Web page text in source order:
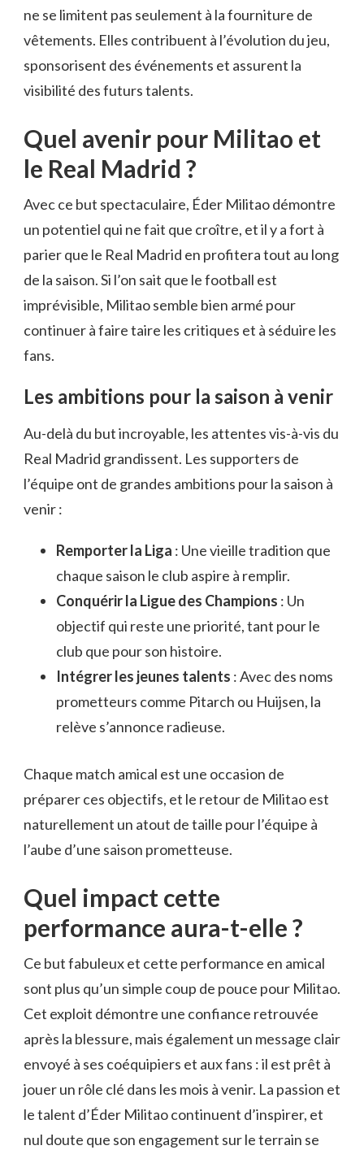
ne se limitent pas seulement à la fourniture de
vêtements. Elles contribuent à l’évolution du jeu,
sponsorisent des événements et assurent la
visibilité des futurs talents.
Quel avenir pour Militao et
le Real Madrid ?
Avec ce but spectaculaire, Éder Militao démontre
un potentiel qui ne fait que croître, et il y a fort à
parier que le Real Madrid en profitera tout au long
de la saison. Si l’on sait que le football est
imprévisible, Militao semble bien armé pour
continuer à faire taire les critiques et à séduire les
fans.
Les ambitions pour la saison à venir
Au-delà du but incroyable, les attentes vis-à-vis du
Real Madrid grandissent. Les supporters de
l’équipe ont de grandes ambitions pour la saison à
venir :
Remporter la Liga : Une vieille tradition que
chaque saison le club aspire à remplir.
Conquérir la Ligue des Champions : Un
objectif qui reste une priorité, tant pour le
club que pour son histoire.
Intégrer les jeunes talents : Avec des noms
prometteurs comme Pitarch ou Huijsen, la
relève s’annonce radieuse.
Chaque match amical est une occasion de
préparer ces objectifs, et le retour de Militao est
naturellement un atout de taille pour l’équipe à
l’aube d’une saison prometteuse.
Quel impact cette
performance aura-t-elle ?
Ce but fabuleux et cette performance en amical
sont plus qu’un simple coup de pouce pour Militao.
Cet exploit démontre une confiance retrouvée
après la blessure, mais également un message clair
envoyé à ses coéquipiers et aux fans : il est prêt à
jouer un rôle clé dans les mois à venir. La passion et
le talent d’Éder Militao continuent d’inspirer, et
nul doute que son engagement sur le terrain se